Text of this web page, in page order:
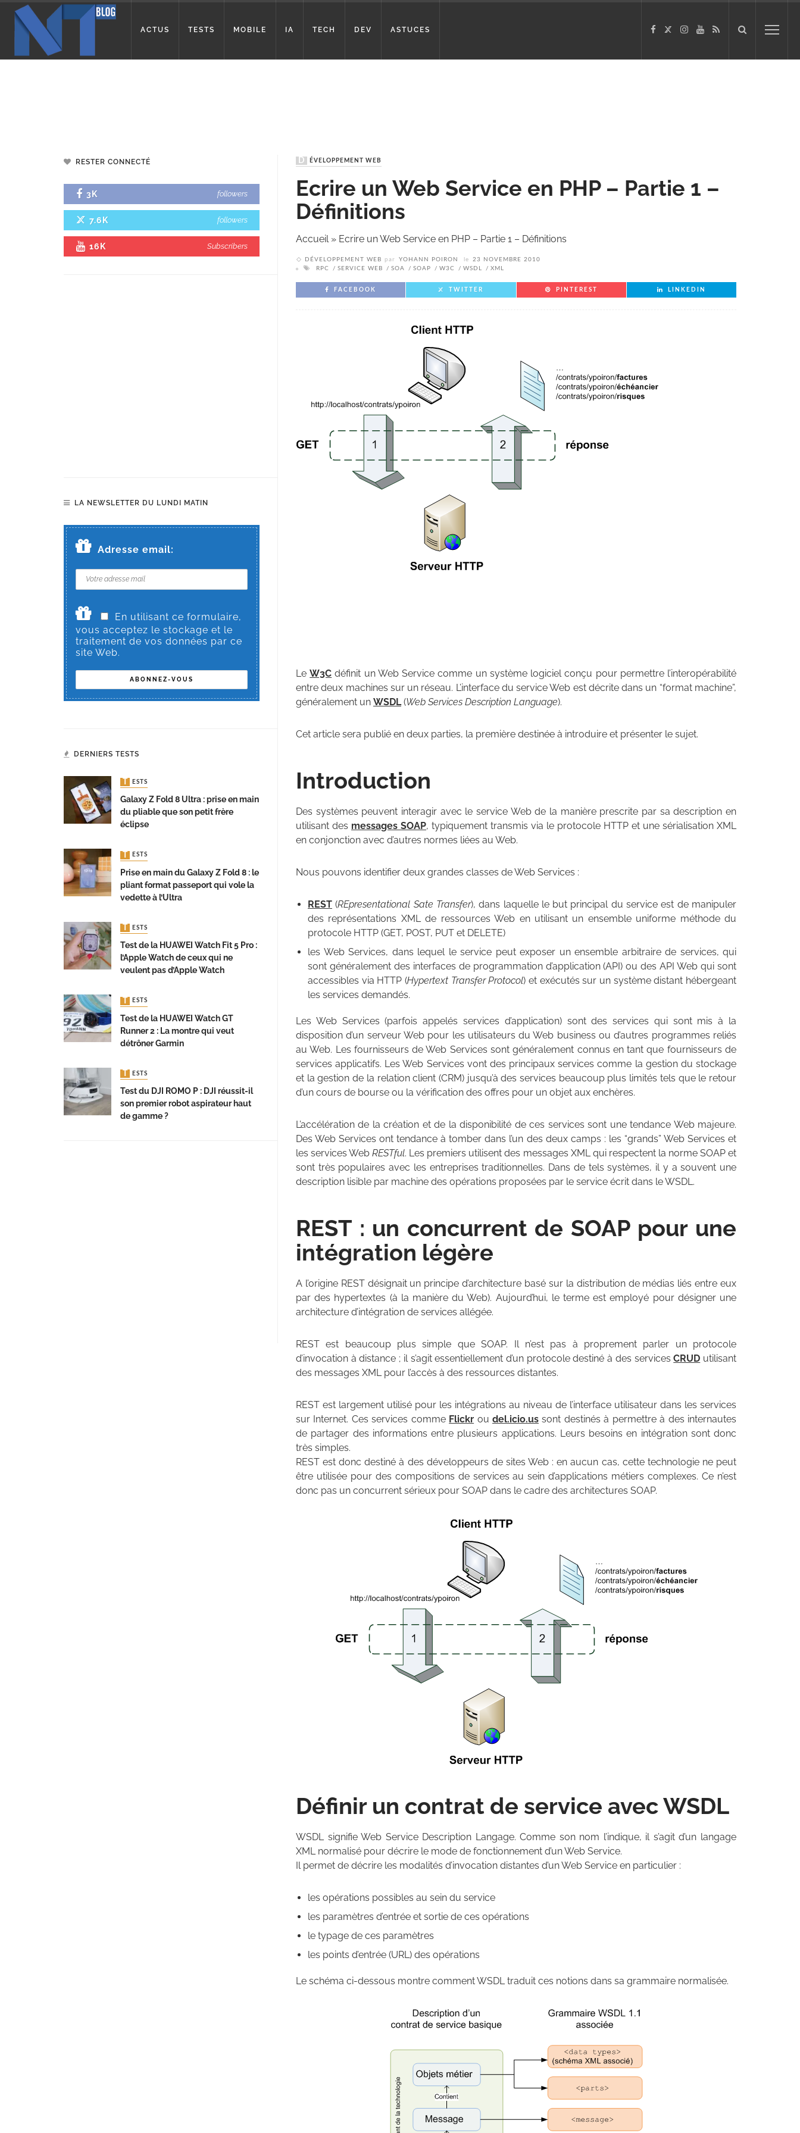
ACTUS TESTS MOBILE IA TECH DEV ASTUCES
DÉVELOPPEMENT WEB
Ecrire un Web Service en PHP – Partie 1 –
Définitions
Accueil» Ecrire un Web Service en PHP – Partie 1 – Définitions
DÉVELOPPEMENT WEB par YOHANN POIRON le
23 NOVEMBRE 2010
RPC
SERVICE WEB SOA SOAP W3C WSDL XML
FACEBOOK TWITTER PINTEREST LINKEDIN
LeW3C définit un Web Service comme un système logiciel conçu pour permettre l’interopérabilité
entre deux machines sur un réseau. L’interface du service Web est décrite dans un “format machine”,
généralement un WSDL(Web Services Description Language).
Cet article sera publié en deux parties, la première destinée à introduire et présenter le sujet.
Introduction
Des systèmes peuvent interagir avec le service Web de la manière prescrite par sa description en
utilisant des messages SOAP, typiquement transmis via le protocole HTTP et une sérialisation XML
en conjonction avec d’autres normes liées au Web.
Nous pouvons identifier deux grandes classes de Web Services :
REST (REpresentational Sate Transfer), dans laquelle le but principal du service est de manipuler
des représentations XML de ressources Web en utilisant un ensemble uniforme méthode du
protocole HTTP (GET, POST, PUT et DELETE)
les Web Services, dans lequel le service peut exposer un ensemble arbitraire de services, qui
sont généralement des interfaces de programmation d’application (API) ou des API Web qui sont
accessibles via HTTP (Hypertext Transfer Protocol) et exécutés sur un système distant hébergeant
les services demandés.
Les Web Services (parfois appelés services d’application) sont des services qui sont mis à la
disposition d’un serveur Web pour les utilisateurs du Web business ou d’autres programmes reliés
au Web. Les fournisseurs de Web Services sont généralement connus en tant que fournisseurs de
services applicatifs. Les Web Services vont des principaux services comme la gestion du stockage
et la gestion de la relation client (CRM) jusqu’à des services beaucoup plus limités tels que le retour
d’un cours de bourse ou la vérification des offres pour un objet aux enchères.
L’accélération de la création et de la disponibilité de ces services sont une tendance Web majeure.
Des Web Services ont tendance à tomber dans l’un des deux camps : les “grands” Web Services et
les services WebRESTful. Les premiers utilisent des messages XML qui respectent la norme SOAP et
sont très populaires avec les entreprises traditionnelles. Dans de tels systèmes, il y a souvent une
description lisible par machine des opérations proposées par le service écrit dans le WSDL.
REST : un concurrent de SOAP pour une
intégration légère
A l’origine REST désignait un principe d’architecture basé sur la distribution de médias liés entre eux
par des hypertextes (à la manière du Web). Aujourd’hui, le terme est employé pour désigner une
architecture d’intégration de services allégée.
REST est beaucoup plus simple que SOAP. Il n’est pas à proprement parler un protocole
d’invocation à distance ; il s’agit essentiellement d’un protocole destiné à des servicesCRUD utilisant
des messages XML pour l’accès à des ressources distantes.
REST est largement utilisé pour les intégrations au niveau de l’interface utilisateur dans les services
sur Internet. Ces services comme Flickr oudel.icio.us sont destinés à permettre à des internautes
de partager des informations entre plusieurs applications. Leurs besoins en intégration sont donc
très simples.
REST est donc destiné à des développeurs de sites Web : en aucun cas, cette technologie ne peut
être utilisée pour des compositions de services au sein d’applications métiers complexes. Ce n’est
donc pas un concurrent sérieux pour SOAP dans le cadre des architectures SOAP.
Définir un contrat de service avec WSDL
WSDL signifie Web Service Description Langage. Comme son nom l’indique, il s’agit d’un langage
XML normalisé pour décrire le mode de fonctionnement d’un Web Service.
Il permet de décrire les modalités d’invocation distantes d’un Web Service en particulier :
les opérations possibles au sein du service
les paramètres d’entrée et sortie de ces opérations
le typage de ces paramètres
les points d’entrée (URL) des opérations
Le schéma ci-dessous montre comment WSDL traduit ces notions dans sa grammaire normalisée.
RESTER CONNECTÉ
3K followers
7.6K followers
16K Subscribers
LA NEWSLETTER DU LUNDI MATIN
Adresse email:
En utilisant ce formulaire,
vous acceptez le stockage et le
traitement de vos données par ce
site Web.
DERNIERS TESTS
TESTS
Galaxy Z Fold 8 Ultra : prise en main
du pliable que son petit frère
éclipse
TESTS
Prise en main du Galaxy Z Fold 8 : le
pliant format passeport qui vole la
vedette à l’Ultra
TESTS
Test de la HUAWEI Watch Fit 5 Pro :
l’Apple Watch de ceux qui ne
veulent pas d’Apple Watch
TESTS
Test de la HUAWEI Watch GT
Runner 2 : La montre qui veut
détrôner Garmin
TESTS
Test du DJI ROMO P : DJI réussit-il
son premier robot aspirateur haut
de gamme ?